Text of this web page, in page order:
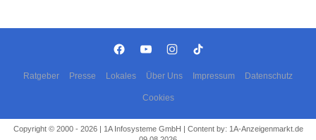
Ratgeber Presse Lokales Über Uns Impressum Datenschutz
Cookies
Copyright © 2000 - 2026 | 1A Infosysteme GmbH | Content by: 1A-Anzeigenmarkt.de